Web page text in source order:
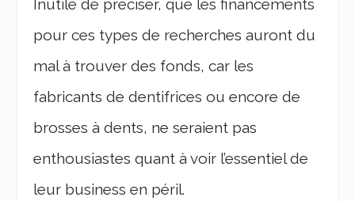
Inutile de préciser, que les financements
pour ces types de recherches auront du
mal à trouver des fonds, car les
fabricants de dentifrices ou encore de
brosses à dents, ne seraient pas
enthousiastes quant à voir l’essentiel de
leur business en péril.